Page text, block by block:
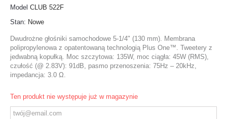
Model CLUB 522F
Stan: Nowe
Dwudrożne głośniki samochodowe 5-1/4" (130 mm). Membrana
polipropylenowa z opatentowaną technologią Plus One™. Tweetery z
jedwabną kopułką. Moc szczytowa: 135W, moc ciągła: 45W (RMS),
czułość (@ 2.83V): 91dB, pasmo przenoszenia: 75Hz – 20kHz,
impedancja: 3.0 Ω.
Ten produkt nie występuje już w magazynie